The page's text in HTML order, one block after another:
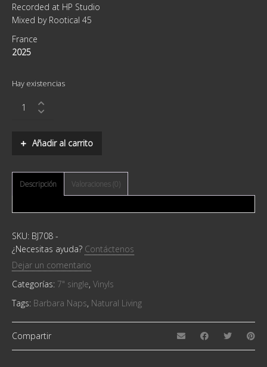
Recorded at HP Studio
Mixed by Rootical 45
France
2025
Hay existencias
Barbara
Naps
Natural
Living Añadir al carrito
Descripción Valoraciones (0)
SKU: BJ708 -
¿Necesitas ayuda? Contáctenos
Dejar un comentario
Categorías: 7" single, Vinyls
Tags: Barbara Naps, Natural Living
Compartir